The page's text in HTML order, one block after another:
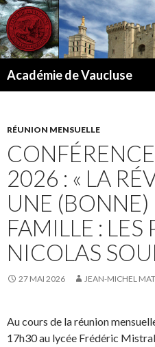
Académie de Vaucluse
RÉUNION MENSUELLE
2026 : « LA
UNE
FAMILLE : LES
NICOLAS
27 MAI 2026 JEAN-MICHEL
Au cours de la réunion
17h30 au lycée Frédéric